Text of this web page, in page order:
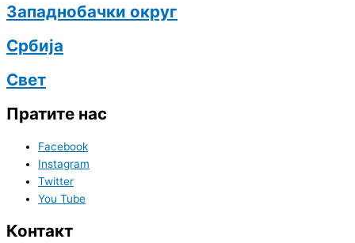
Западнобачки округ
Србија
Свет
Пратите нас
Facebook
Instagram
Twitter
You Tube
Контакт